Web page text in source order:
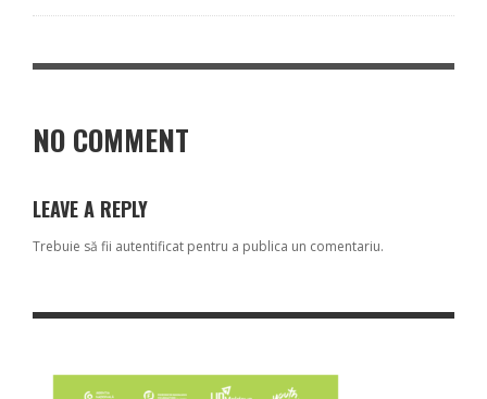
NO COMMENT
LEAVE A REPLY
Trebuie să fii autentificat pentru a publica un comentariu.